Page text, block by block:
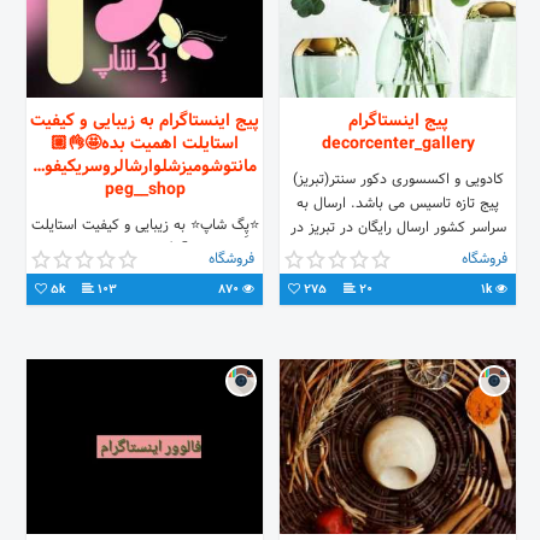
1 اسلام آباد غرب جنب کارخانه کاشی
کاژه -بازرگانی صادقی * از نمایشگاه ما
دیدن فرمایید. *بازرگانی کاشی وسرامیک
صادقی شعبه دیگری ندارد.
تلفن:09187389141- 08345323234
پیج اینستاگرام
decorcenter_gallery
کادویی و اکسسوری دکور سنتر(تبریز)
پیج تازه تاسیس می باشد. ارسال به
سراسر کشور ارسال رایگان در تبریز در
سفارش های بالای ۱۵۰ هزار تومان
فروشگاه
1k
20
275
پیج اینستاگرام به زیبایی و کیفیت
استایلت اهمیت بده🤩👌🏼
مانتوشومیزشلوارشالروسریکیفو…
peg__shop
⭐️پِگ شاپ⭐️ به زیبایی و کیفیت استایلت
اهمیت بده🤩👌🏼 فروش فقط بصورت
آنلاین🛍 ارسال رایگان به تمام نقاط
ایران📦 ثبت سفارش از طریق دایرکت
فروشگاه
103
5k